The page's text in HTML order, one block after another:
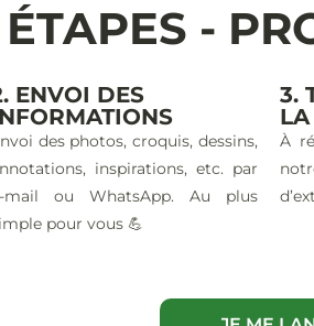
-
ENVOI DES
des photos, croquis, dessins,
inspirations, etc. par
mail ou WhatsApp. Au plus
pour vous 💪
3.
À